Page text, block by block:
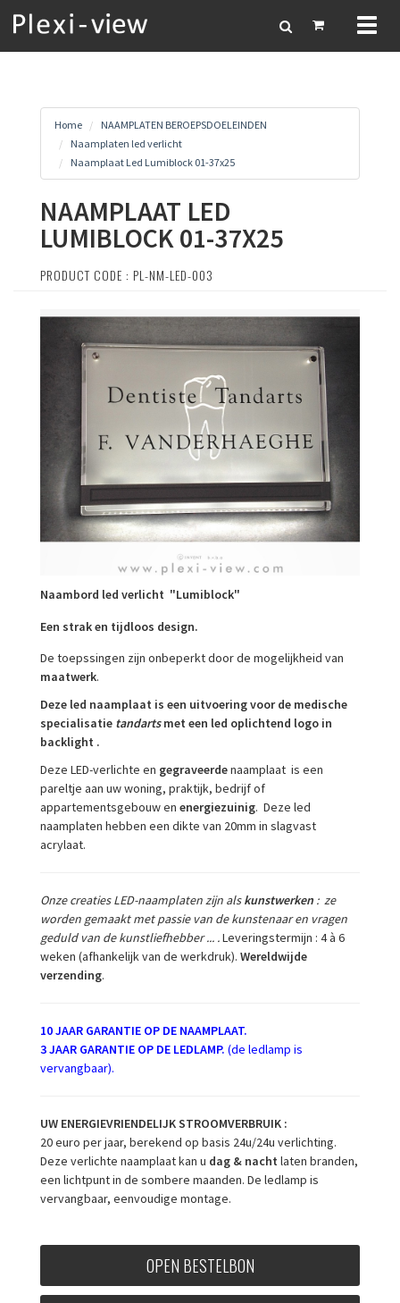
Home
NAAMPLATEN BEROEPSDOELEINDEN
Naamplaten led verlicht
Naamplaat Led Lumiblock 01-37x25
NAAMPLAAT LED
LUMIBLOCK 01-37X25
PRODUCT CODE : PL-NM-LED-003
Naambord led verlicht "Lumiblock"
Een strak en tijdloos design.
De toepssingen zijn onbeperkt door de mogelijkheid van
maatwerk.
Deze led naamplaat is een uitvoering voor de medische
specialisatie tandartsmet een led oplichtend logo in
backlight .
Deze LED-verlichte en gegraveerdenaamplaat is een
pareltje aan uw woning, praktijk, bedrijf of
appartementsgebouw en energiezuinig. Deze led
naamplaten hebben een dikte van 20mm in slagvast
acrylaat.
Onze creaties LED-naamplaten zijn alskunstwerken : ze
worden gemaakt met passie van de kunstenaar en vragen
geduld van de kunstliefhebber ... .Leveringstermijn : 4 à 6
weken (afhankelijk van de werkdruk). Wereldwijde
verzending.
10 JAAR GARANTIE OP DE NAAMPLAAT.
3 JAAR GARANTIE OP DE LEDLAMP. (de ledlamp is
vervangbaar).
UW ENERGIEVRIENDELIJK STROOMVERBRUIK :
20 euro per jaar, berekend op basis 24u/24u verlichting.
Deze verlichte naamplaat kan u dag & nacht laten branden,
een lichtpunt in de sombere maanden. De ledlamp is
vervangbaar, eenvoudige montage.
OPEN BESTELBON